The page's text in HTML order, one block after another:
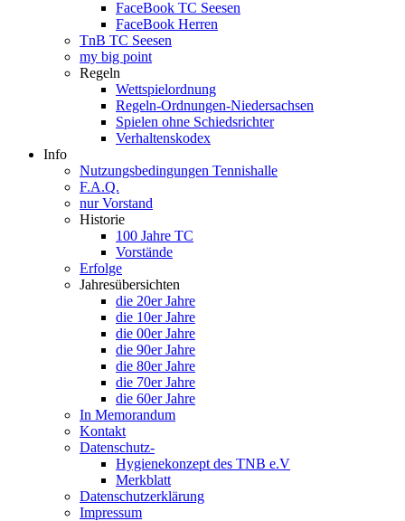
FaceBook TC Seesen
FaceBook Herren
TnB TC Seesen
my big point
Regeln
Wettspielordnung
Regeln-Ordnungen-Niedersachsen
Spielen ohne Schiedsrichter
Verhaltenskodex
Info
Nutzungsbedingungen Tennishalle
F.A.Q.
nur Vorstand
Historie
100 Jahre TC
Vorstände
Erfolge
Jahresübersichten
die 20er Jahre
die 10er Jahre
die 00er Jahre
die 90er Jahre
die 80er Jahre
die 70er Jahre
die 60er Jahre
In Memorandum
Kontakt
Datenschutz-
Hygienekonzept des TNB e.V
Merkblatt
Datenschutzerklärung
Impressum